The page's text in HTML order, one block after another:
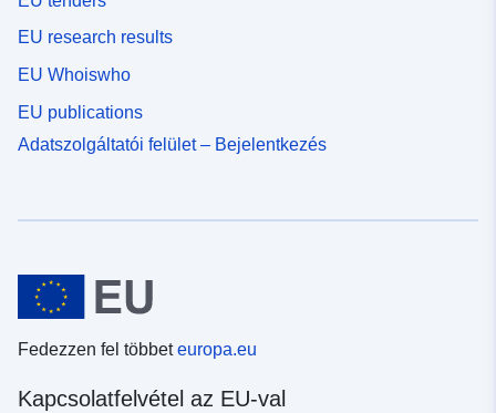
EU research results
EU Whoiswho
EU publications
Adatszolgáltatói felület – Bejelentkezés
Fedezzen fel többeteuropa.eu
Kapcsolatfelvétel az EU-val